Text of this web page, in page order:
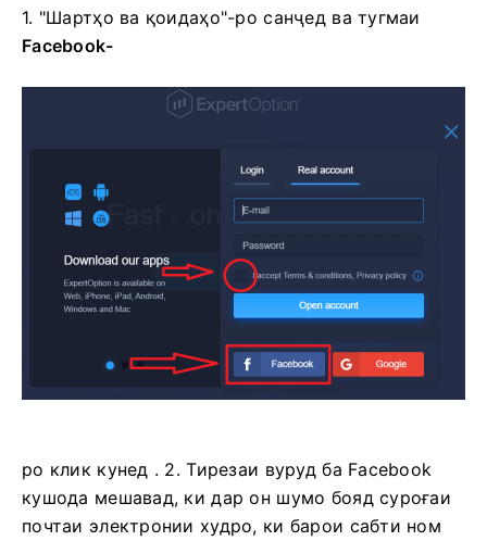
1. "Шартҳо ва қоидаҳо"-ро санҷед ватугмаи
Facebook-
ро клик кунед . 2. Тирезаи вуруд ба Facebook
кушода мешавад, ки дар он шумо бояд суроғаи
почтаи электронии худро, ки барои сабти ном